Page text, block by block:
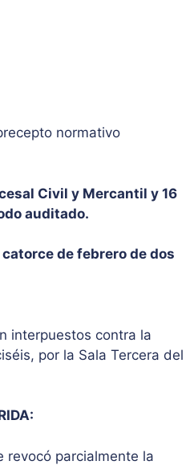
normativo
Civil y Mercantil y 16
auditado.
catorce de febrero de dos
interpuestos contra la
por la Sala Tercera del
revocó parcialmente la